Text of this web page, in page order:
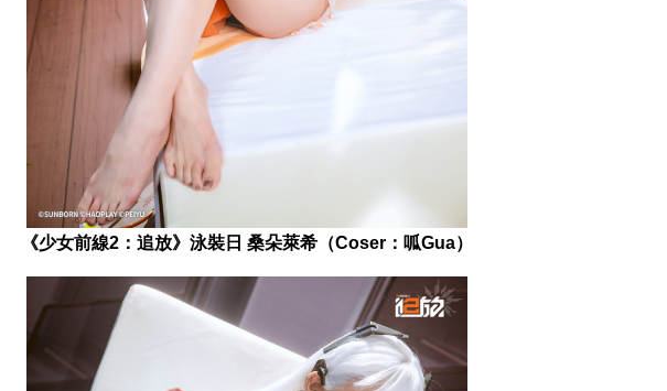
《少女前線2：追放》泳裝日 桑朵萊希（Coser：呱Gua）